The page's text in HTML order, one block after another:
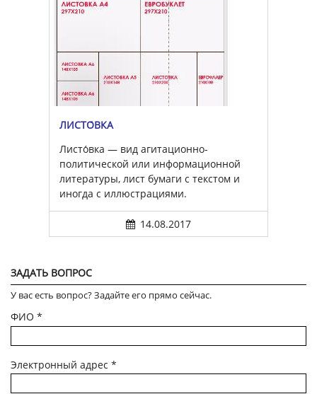
ЛИСТО́ВКА
Листо́вка — вид агитационно-
политической или информационной
литературы, лист бумаги с текстом и
иногда с иллюстрациями.
14.08.2017
ЗАДАТЬ ВОПРОС
У вас есть вопрос? Задайте его прямо сейчас.
ФИО *
Электронный адрес *